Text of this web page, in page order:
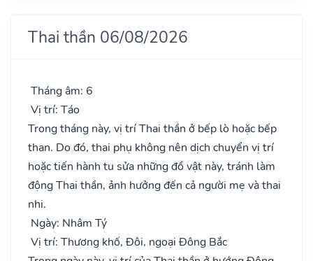
Thai thần 06/08/2026
Tháng âm: 6
Vị trí: Táo
Trong tháng này, vị trí Thai thần ở bếp lò hoặc bếp
than. Do đó, thai phụ không nên dịch chuyển vị trí
hoặc tiến hành tu sửa những đồ vật này, tránh làm
động Thai thần, ảnh hưởng đến cả người mẹ và thai
nhi.
Ngày: Nhâm Tý
Vị trí: Thương khố, Đôi, ngoại Đông Bắc